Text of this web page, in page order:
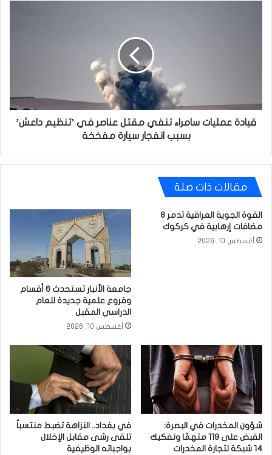
بسبب
قيادة عمليات سامراء تنفي مقتل عناصر في ’تنظيم داعش’
بسبب انفجار سيارة مفخخة
مقالات ذات صلة
القوة الجوية العراقية تدمر 8
مضافات إرهابية في كركوك
أغسطس 10, 2026
جامعة الأنبار تستحدث 6 أقسام
وفروع علمية جديدة للعام
الدراسي المقبل
أغسطس 10, 2026
شؤون المخدرات في البصرة:
القبض على 119 متهمًا وتفكيك
14 شبكة لتجارة المخدرات
في بغداد.. النزاهة تضبط منتسباً
تلقى رشى مقابل الإخلال
بواجباته الوظيفية